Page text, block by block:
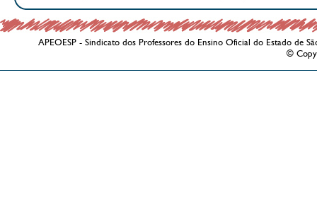
APEOESP - Sindicato dos Professores do Ensino Oficial do Estado de
©